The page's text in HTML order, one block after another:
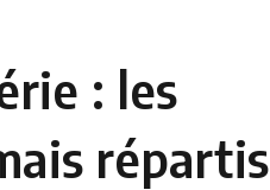
: les
répartis